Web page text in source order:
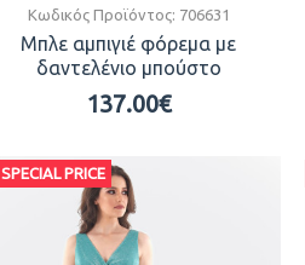
Κωδικός Προϊόντος: 706631
Μπλε αμπιγιέ φόρεμα με
δαντελένιο μπούστο
137.00€
SPECIAL PRICE